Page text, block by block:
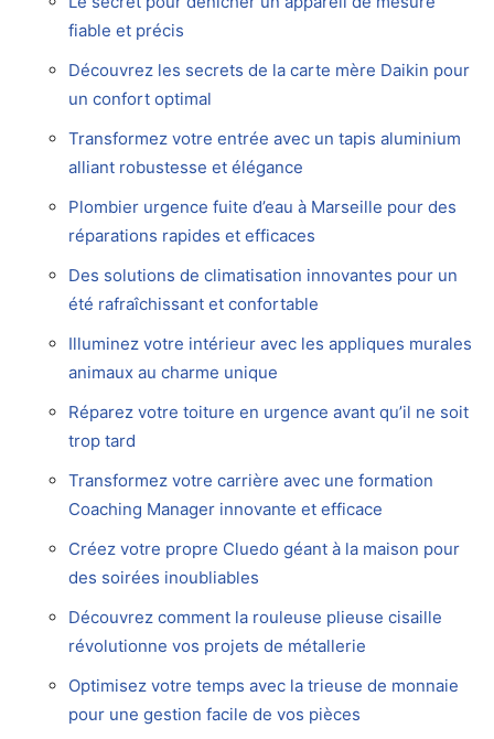
fiable et précis
Découvrez les secrets de la carte mère Daikin pour
un confort optimal
Transformez votre entrée avec un tapis aluminium
alliant robustesse et élégance
Plombier urgence fuite d’eau à Marseille pour des
réparations rapides et efficaces
Des solutions de climatisation innovantes pour un
été rafraîchissant et confortable
Illuminez votre intérieur avec les appliques murales
animaux au charme unique
Réparez votre toiture en urgence avant qu’il ne soit
trop tard
Transformez votre carrière avec une formation
Coaching Manager innovante et efficace
Créez votre propre Cluedo géant à la maison pour
des soirées inoubliables
Découvrez comment la rouleuse plieuse cisaille
révolutionne vos projets de métallerie
Optimisez votre temps avec la trieuse de monnaie
pour une gestion facile de vos pièces